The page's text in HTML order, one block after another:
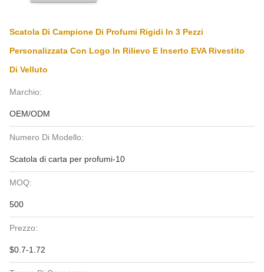
Scatola Di Campione Di Profumi Rigidi In 3 Pezzi
Personalizzata Con Logo In Rilievo E Inserto EVA Rivestito
Di Velluto
Marchio:
OEM/ODM
Numero Di Modello:
Scatola di carta per profumi-10
MOQ:
500
Prezzo:
$0.7-1.72